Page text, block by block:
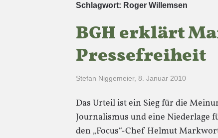
Schlagwort: Roger Willemsen
BGH erklärt
Pressefreiheit
Stefan Niggemeier, 8. Januar 2010
Das Urteil ist ein Sieg für die
Journalismus und eine Niederlage
den „Focus“-Chef Helmut